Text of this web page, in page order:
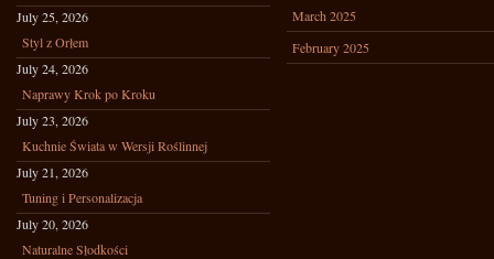
July 25, 2026
Styl z Orłem
July 24, 2026
Naprawy Krok po Kroku
July 23, 2026
Kuchnie Świata w Wersji Roślinnej
July 21, 2026
Tuning i Personalizacja
July 20, 2026
Naturalne Słodkości
March 2025
February 2025